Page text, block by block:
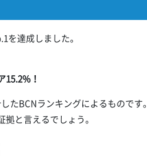
を達成しました。
15.2%！
たBCNランキングによるものです。
と言えるでしょう。